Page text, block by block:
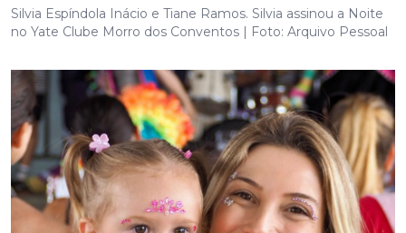
Silvia Espíndola Inácio e Tiane Ramos. Silvia assinou a Noite
no Yate Clube Morro dos Conventos | Foto: Arquivo Pessoal